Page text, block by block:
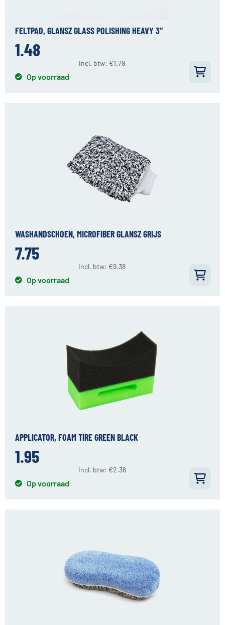
FELTPAD, GLANSZ GLASS POLISHING HEAVY 3″
1.48
Incl. btw: €1.79
Op voorraad
WASHANDSCHOEN, MICROFIBER GLANSZ GRIJS
7.75
Incl. btw: €9.38
Op voorraad
APPLICATOR, FOAM TIRE GREEN BLACK
1.95
Incl. btw: €2.36
Op voorraad